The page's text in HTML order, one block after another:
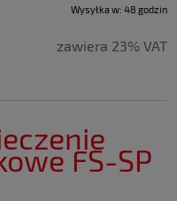
Wysyłka w: 48 godzin
zawiera 23% VAT
FS-SP